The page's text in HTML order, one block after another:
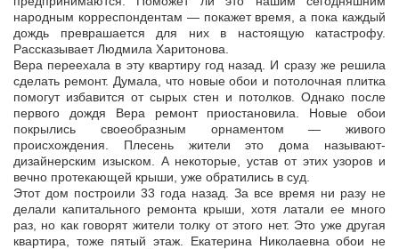
народным корреспондентам — покажет время, а пока каждый
дождь преврашается для них в настоящую катастрофу.
Рассказывает Людмила Харитонова.
Вера переехала в эту квартиру год назад. И сразу же решила
сделать ремонт. Думала, что новые обои и потолочная плитка
помогут избавится от сырых стен и потолков. Однако после
первого дождя Вера ремонт приостановила. Новые обои
покрылись своеобразным орнаментом — живого
происхождения. Плесень жители это дома называют-
дизайнерским изыском. А некоторые, устав от этих узоров и
вечно протекающей крыши, уже обратились в суд.
Этот дом построили 33 года назад. За все время ни разу не
делали капитального ремонта крыши, хотя латали ее много
раз, но как говорят жители толку от этого нет. Это уже другая
квартира, тоже пятый этаж. Екатерина Николаевна обои не